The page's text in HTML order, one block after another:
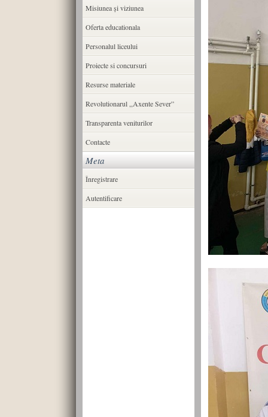
Misiunea şi viziunea
Oferta educationala
Personalul liceului
Proiecte si concursuri
Resurse materiale
Revolutionarul ,,Axente Sever”
Transparenta veniturilor
Contacte
Meta
Înregistrare
Autentificare